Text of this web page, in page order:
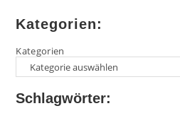
Kategorien:
Kategorien
Schlagwörter: